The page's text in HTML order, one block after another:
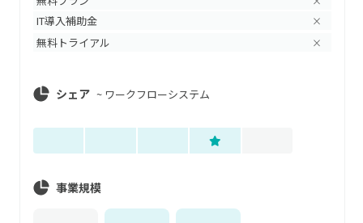
IT導入補助金 ×
無料トライアル ×
シェア ~ ワークフローシステム
事業規模